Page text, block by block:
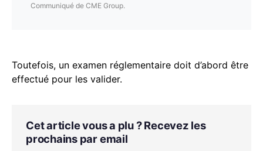
Communiqué de CME Group.
Toutefois, un examen réglementaire doit d’abord être
effectué pour les valider.
Cet article vous a plu ? Recevez les
prochains par email